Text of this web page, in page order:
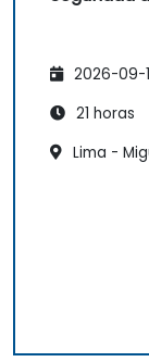
2026-09-
21 horas
Lima -